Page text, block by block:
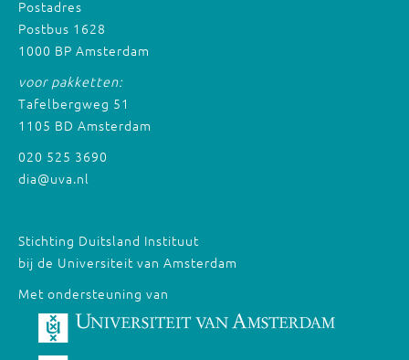
Postadres
Postbus 1628
1000 BP Amsterdam
voor pakketten:
Tafelbergweg 51
1105 BD Amsterdam
020 525 3690
dia@uva.nl
Stichting Duitsland Instituut
bij de Universiteit van Amsterdam
Met ondersteuning van